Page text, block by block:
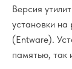
Версия
установки
(Entware).
памятью, так